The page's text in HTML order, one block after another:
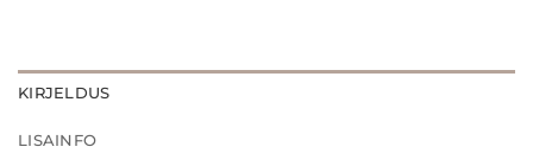
KIRJELDUS
LISAINFO